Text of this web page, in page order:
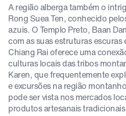
A região alberga também o
Rong Suea Ten, conhecido
azuis. O Templo Preto, Baan
com as suas estruturas
Chiang Rai oferece uma
culturas locais das tribos
Karen, que frequentemente
e excursões na região
pode ser vista nos mercados
produtos artesanais